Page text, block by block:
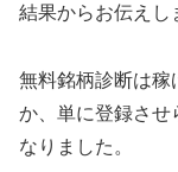
結果からお伝えし
無料銘柄診断は稼
か、単に登録させ
なりました。